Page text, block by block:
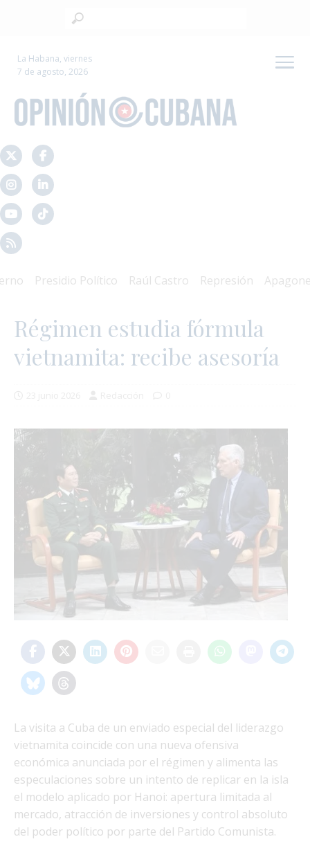
La Habana, viernes
7 de agosto, 2026
Presidio Político Raúl Castro Represión Apagones
Régimen estudia fórmula
vietnamita: recibe asesoría
La visita a Cuba de un enviado especial del liderazgo
vietnamita coincide con una nueva ofensiva
económica anunciada por el régimen y alimenta las
especulaciones sobre un intento de replicar en la isla
el modelo aplicado por Hanoi: apertura limitada al
mercado, atracción de inversiones y control absoluto
del poder político por parte del Partido Comunista.